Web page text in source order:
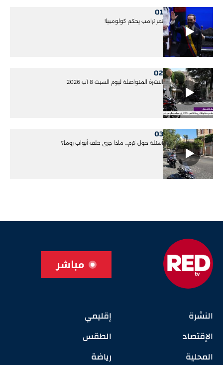
01
نمر ترامب يحكم كولومبيا!
02
النشرة المتواصلة ليوم السبت 8 آب 2026
03
أسئلة حول كرم... ماذا جرى خلف أبواب روما؟
مباشر
النشرة
الإقتصاد
المحلية
إقليمي
الطقس
رياضة